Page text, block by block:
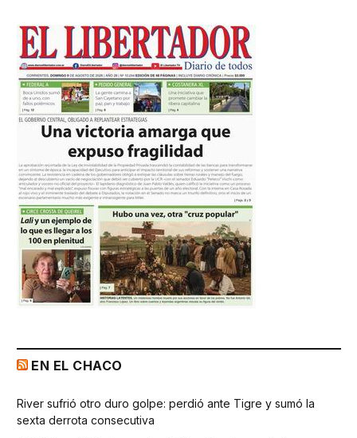
EN EL CHACO
River sufrió otro duro golpe: perdió ante Tigre y sumó la
sexta derrota consecutiva